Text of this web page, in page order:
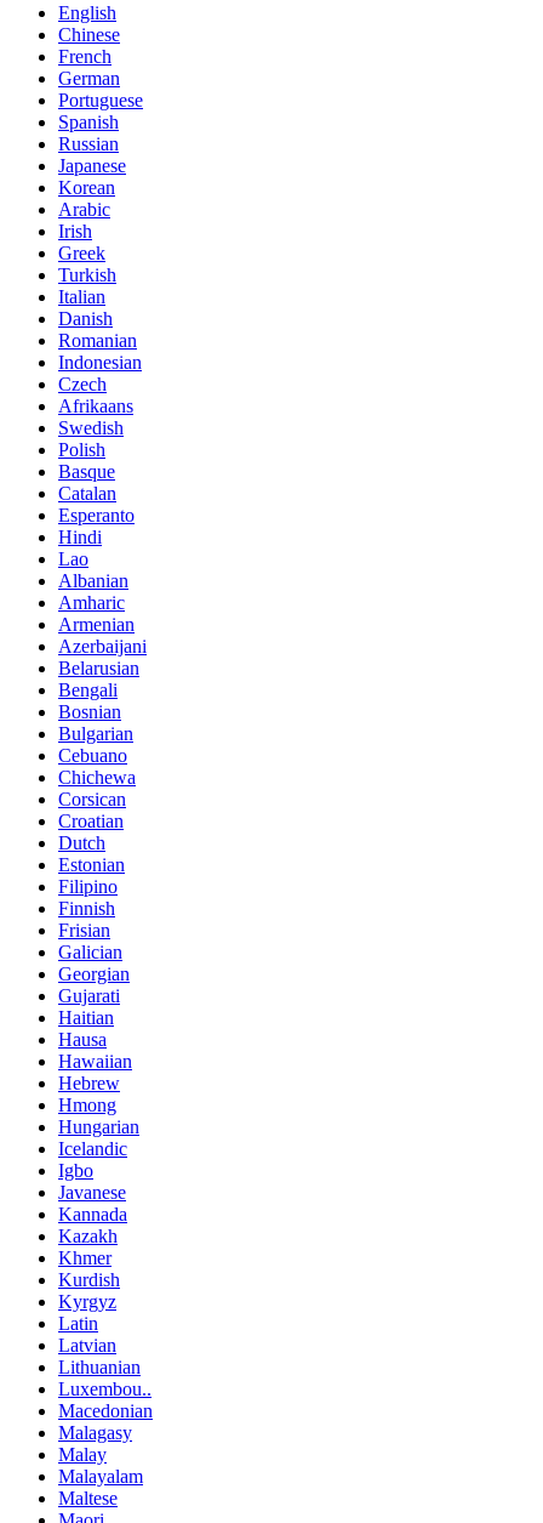
English
Chinese
French
German
Portuguese
Spanish
Russian
Japanese
Korean
Arabic
Irish
Greek
Turkish
Italian
Danish
Romanian
Indonesian
Czech
Afrikaans
Swedish
Polish
Basque
Catalan
Esperanto
Hindi
Lao
Albanian
Amharic
Armenian
Azerbaijani
Belarusian
Bengali
Bosnian
Bulgarian
Cebuano
Chichewa
Corsican
Croatian
Dutch
Estonian
Filipino
Finnish
Frisian
Galician
Georgian
Gujarati
Haitian
Hausa
Hawaiian
Hebrew
Hmong
Hungarian
Icelandic
Igbo
Javanese
Kannada
Kazakh
Khmer
Kurdish
Kyrgyz
Latin
Latvian
Lithuanian
Luxembou..
Macedonian
Malagasy
Malay
Malayalam
Maltese